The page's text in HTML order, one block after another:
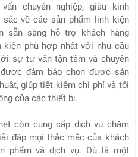
chuyên nghiệp, giàu kinh
sắc về các sản phẩm linh kiện
sẵn sàng hỗ trợ khách hàng
phù hợp nhất với nhu cầu
sự tư vấn tận tâm và chuyên
đảm bảo chọn được sản
giúp tiết kiệm chi phí và tối
của các thiết bị.
còn cung cấp dịch vụ chăm
đáp mọi thắc mắc của khách
phẩm và dịch vụ. Dù là một